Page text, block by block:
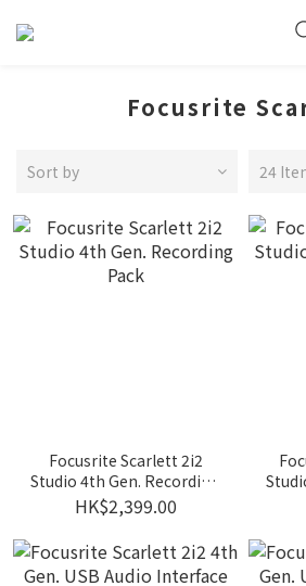
Focusrite
Sort by 24
Focusrite Scarlett 2i2
Studio 4th Gen. Recording
Pack
HK$2,399.00